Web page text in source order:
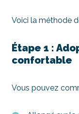
Voici la méthode
Étape 1 :
confortable
Vous pouvez